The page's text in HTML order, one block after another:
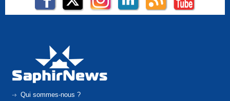
Qui sommes-nous ?